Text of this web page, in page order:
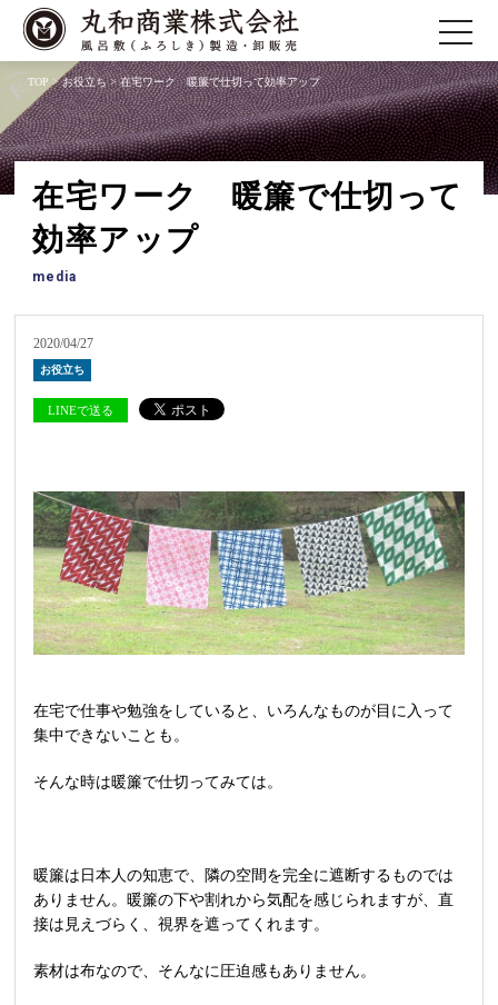
toggle
TOP >お役立ち> 在宅ワーク 暖簾で仕切って効率アップ
在宅ワーク 暖簾で仕切って
効率アップ
media
2020/04/27
お役立ち
LINEで送る
在宅で仕事や勉強をしていると、いろんなものが目に入って
集中できないことも。
そんな時は暖簾で仕切ってみては。
暖簾は日本人の知恵で、隣の空間を完全に遮断するものでは
ありません。暖簾の下や割れから気配を感じられますが、直
接は見えづらく、視界を遮ってくれます。
素材は布なので、そんなに圧迫感もありません。